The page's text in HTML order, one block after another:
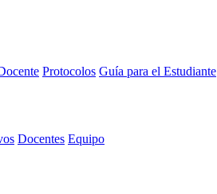
Protocolos Guía para el Estudiante
Docentes Equipo